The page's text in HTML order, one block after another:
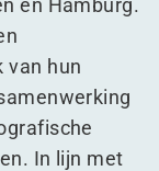
en Hamburg.
van hun
In lijn met